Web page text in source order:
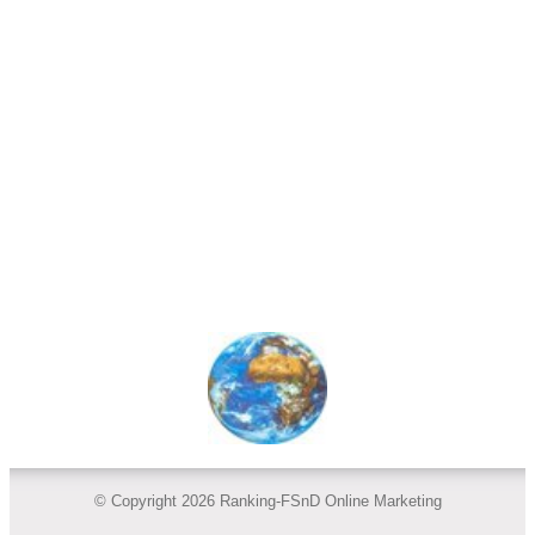
© Copyright 2026 Ranking-FSnD Online Marketing